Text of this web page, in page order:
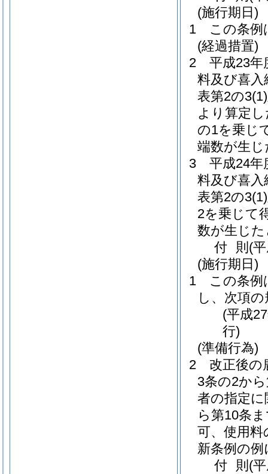
(施行期日)
1
この条例
(経過措置)
2
平成23年
料及び喜入
表第2の3(1)
より算定
の1を乗じ
端数が生
3
平成24年
料及び喜入
表第2の3(1)
2を乗じて
数が生じ
付 則 (
(施行期日)
1
この条例
し、次項
(平成
行)
(準備行為)
2
改正後の
3条の2か
者の指定
ら第10条
可、使用
新条例の
付 則 (